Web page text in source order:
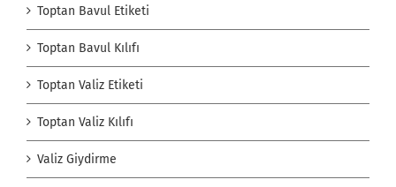
Toptan Bavul Etiketi
Toptan Bavul Kılıfı
Toptan Valiz Etiketi
Toptan Valiz Kılıfı
Valiz Giydirme